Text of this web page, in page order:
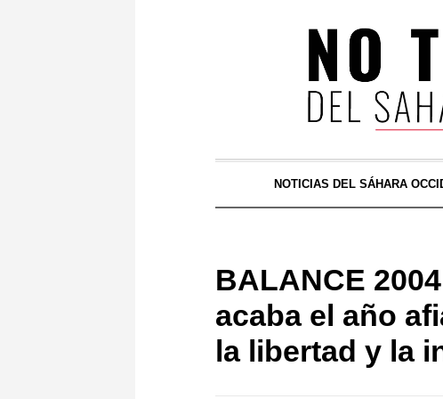
NOTICIAS DEL SÁHARA
BALANCE
acaba el año
la libertad y la